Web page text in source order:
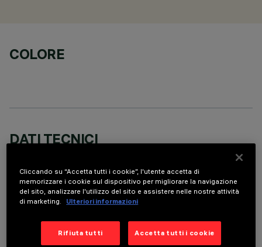
COLORE
DATI TECNICI
DESCRIZIONE
Round adjustable luminaire designed to use an LED lamp with
C.O.B.technology in a warm white colour tone 3000K (CRI
90). Version with rim for surface-mounting. Painted, die-cast
Cliccando su “Accetta tutti i cookie”, l'utente accetta di
memorizzare i cookie sul dispositivo per migliorare la navigazione
del sito, analizzare l'utilizzo del sito e assistere nelle nostre attività
di marketing.
Ulteriori informazioni
Rifiuta tutti Accetta tutti i cookie